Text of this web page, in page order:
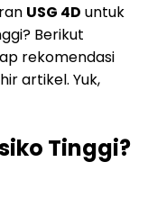
USG 4D untuk
Berikut
rekomendasi
artikel. Yuk,
Tinggi?